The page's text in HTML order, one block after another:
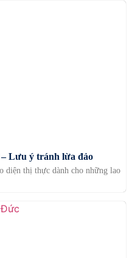
Lưu ý tránh lừa đảo
diện thị thực dành cho những lao